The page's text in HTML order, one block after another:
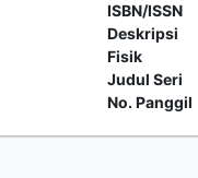
ISBN/ISSN
Deskripsi
Fisik
Judul Seri
No. Panggil